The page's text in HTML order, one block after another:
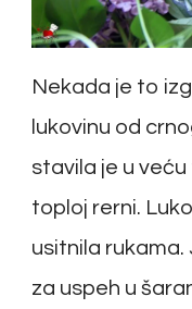
Nekada je to
lukovinu od
stavila je u
toploj rerni.
usitnila
za uspeh u